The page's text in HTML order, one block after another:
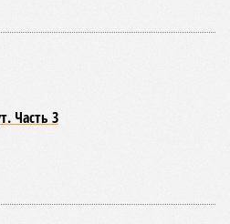
опубликованном в NPJ
института науки и
биологических наук
бы этот срок мог быть, если
признаки старения, в том
на многомиллионную
York Post (почему, кстати, New
издания?), получилось, что
бы 1759 лет, а максимальным –